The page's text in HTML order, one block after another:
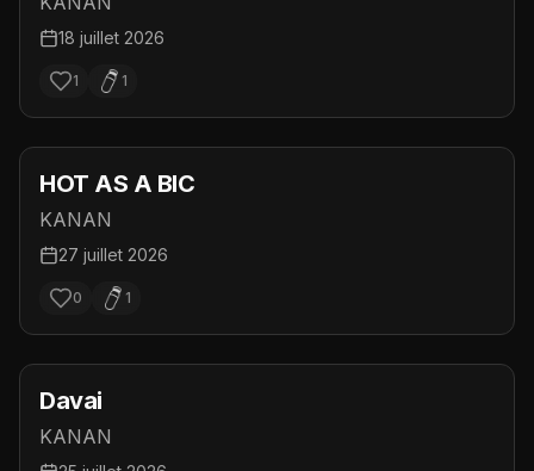
18 juillet 2026
1 1
HOT AS A BIC
KANAN
27 juillet 2026
0 1
Davai
KANAN